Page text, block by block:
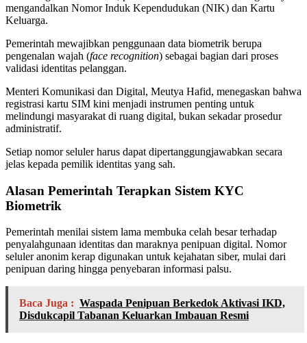
mengandalkan Nomor Induk Kependudukan (NIK) dan Kartu
Keluarga.
Pemerintah mewajibkan penggunaan data biometrik berupa
pengenalan wajah (face recognition) sebagai bagian dari proses
validasi identitas pelanggan.
Menteri Komunikasi dan Digital, Meutya Hafid, menegaskan bahwa
registrasi kartu SIM kini menjadi instrumen penting untuk
melindungi masyarakat di ruang digital, bukan sekadar prosedur
administratif.
Setiap nomor seluler harus dapat dipertanggungjawabkan secara
jelas kepada pemilik identitas yang sah.
Alasan Pemerintah Terapkan Sistem KYC
Biometrik
Pemerintah menilai sistem lama membuka celah besar terhadap
penyalahgunaan identitas dan maraknya penipuan digital. Nomor
seluler anonim kerap digunakan untuk kejahatan siber, mulai dari
penipuan daring hingga penyebaran informasi palsu.
Baca Juga : Waspada Penipuan Berkedok Aktivasi IKD,
Disdukcapil Tabanan Keluarkan Imbauan Resmi